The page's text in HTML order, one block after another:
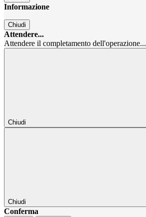
Informazione
Chiudi
Attendere...
Attendere il completamento dell'operazione...
Chiudi
Chiudi
Conferma